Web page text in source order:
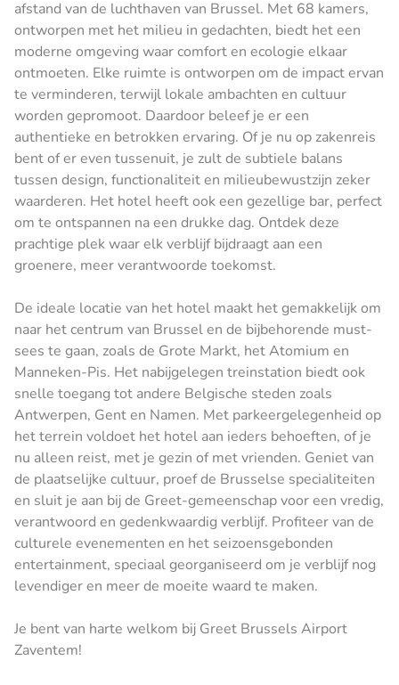
afstand van de luchthaven van Brussel. Met 68 kamers,
ontworpen met het milieu in gedachten, biedt het een
moderne omgeving waar comfort en ecologie elkaar
ontmoeten. Elke ruimte is ontworpen om de impact ervan
te verminderen, terwijl lokale ambachten en cultuur
worden gepromoot. Daardoor beleef je er een
authentieke en betrokken ervaring. Of je nu op zakenreis
bent of er even tussenuit, je zult de subtiele balans
tussen design, functionaliteit en milieubewustzijn zeker
waarderen. Het hotel heeft ook een gezellige bar, perfect
om te ontspannen na een drukke dag. Ontdek deze
prachtige plek waar elk verblijf bijdraagt aan een
groenere, meer verantwoorde toekomst.
De ideale locatie van het hotel maakt het gemakkelijk om
naar het centrum van Brussel en de bijbehorende must-
sees te gaan, zoals de Grote Markt, het Atomium en
Manneken-Pis. Het nabijgelegen treinstation biedt ook
snelle toegang tot andere Belgische steden zoals
Antwerpen, Gent en Namen. Met parkeergelegenheid op
het terrein voldoet het hotel aan ieders behoeften, of je
nu alleen reist, met je gezin of met vrienden. Geniet van
de plaatselijke cultuur, proef de Brusselse specialiteiten
en sluit je aan bij de Greet-gemeenschap voor een vredig,
verantwoord en gedenkwaardig verblijf. Profiteer van de
culturele evenementen en het seizoensgebonden
entertainment, speciaal georganiseerd om je verblijf nog
levendiger en meer de moeite waard te maken.
Je bent van harte welkom bij Greet Brussels Airport
Zaventem!